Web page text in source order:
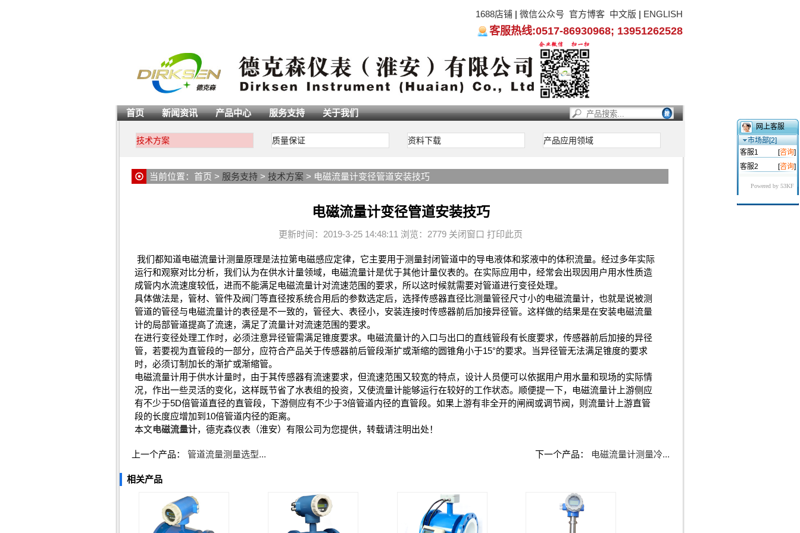
1688店铺 | 微信公众号 官方博客 中文版 | ENGLISH
客服热线:0517-86930968; 13951262528
首页 新闻资讯 产品中心 服务支持 关于我们
技术方案 质量保证 资料下载 产品应用领域
当前位置： 首页 > 服务支持 > 技术方案 > 电磁流量计变径管道安装技巧
电磁流量计变径管道安装技巧
更新时间：2019-3-25 14:48:11 浏览：2779 关闭窗口 打印此页
我们都知道电磁流量计测量原理是法拉第电磁感应定律，它主要用于测量封闭管道中的导电液体和浆液中的体积流量。经过多年实际
运行和观察对比分析，我们认为在供水计量领域，电磁流量计是优于其他计量仪表的。在实际应用中，经常会出现因用户用水性质造
成管内水流速度较低，进而不能满足电磁流量计对流速范围的要求，所以这时候就需要对管道进行变径处理。
具体做法是，管材、管件及阀门等直径按系统合用后的参数选定后，选择传感器直径比测量管径尺寸小的电磁流量计，也就是说被测
管道的管径与电磁流量计的表径是不一致的，管径大、表径小，安装连接时传感器前后加接异径管。这样做的结果是在安装电磁流量
计的局部管道提高了流速，满足了流量计对流速范围的要求。
在进行变径处理工作时，必须注意异径管需满足锥度要求。电磁流量计的入口与出口的直线管段有长度要求，传感器前后加接的异径
管，若要视为直管段的一部分，应符合产品关于传感器前后管段渐扩或渐缩的圆锥角小于15°的要求。当异径管无法满足锥度的要求
时，必须订制加长的渐扩或渐缩管。
电磁流量计用于供水计量时，由于其传感器有流速要求，但流速范围又较宽的特点，设计人员便可以依据用户用水量和现场的实际情
况，作出一些灵活的变化，这样既节省了水表组的投资，又使流量计能够运行在较好的工作状态。顺便提一下，电磁流量计上游侧应
有不少于5D倍管道直径的直管段，下游侧应有不少于3倍管道内径的直管段。如果上游有非全开的闸阀或调节阀，则流量计上游直管
段的长度应增加到10倍管道内径的距离。
本文电磁流量计，德克森仪表（淮安）有限公司为您提供，转载请注明出处！
上一个产品： 管道流量测量选型... 下一个产品： 电磁流量计测量冷...
相关产品
网上客服
市场部[2]
客服1
[咨询]
客服2
[咨询]
Powered by 53KF